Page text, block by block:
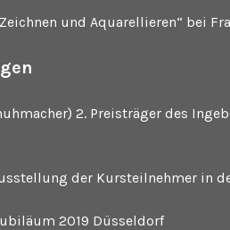
und Aquarellieren“ bei
2. Preisträger des
der Kursteilnehmer in
2019 Düsseldorf